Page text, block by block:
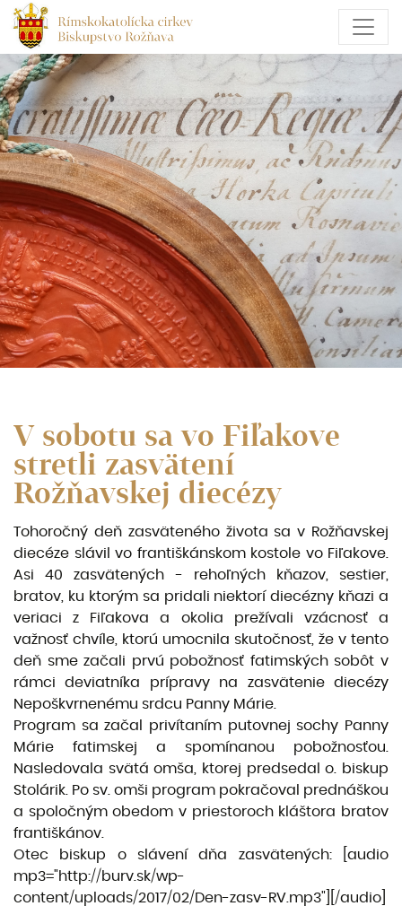
V sobotu sa vo Fiľakove
stretli zasvätení
Rožňavskej diecézy
Tohoročný deň zasväteného života sa v Rožňavskej
diecéze slávil vo františkánskom kostole vo Fiľakove.
Asi 40 zasvätených - rehoľných kňazov, sestier,
bratov, ku ktorým sa pridali niektorí diecézny kňazi a
veriaci z Fiľakova a okolia prežívali vzácnosť a
važnosť chvíle, ktorú umocnila skutočnosť, že v tento
deň sme začali prvú pobožnosť fatimských sobôt v
rámci deviatníka prípravy na zasvätenie diecézy
Nepoškvrnenému srdcu Panny Márie.
Program sa začal privítaním putovnej sochy Panny
Márie fatimskej a spomínanou pobožnosťou.
Nasledovala svätá omša, ktorej predsedal o. biskup
Stolárik. Po sv. omši program pokračoval prednáškou
a spoločným obedom v priestoroch kláštora bratov
františkánov.
Otec biskup o slávení dňa zasvätených: [audio
mp3="http://burv.sk/wp-
content/uploads/2017/02/Den-zasv-RV.mp3"][/audio]